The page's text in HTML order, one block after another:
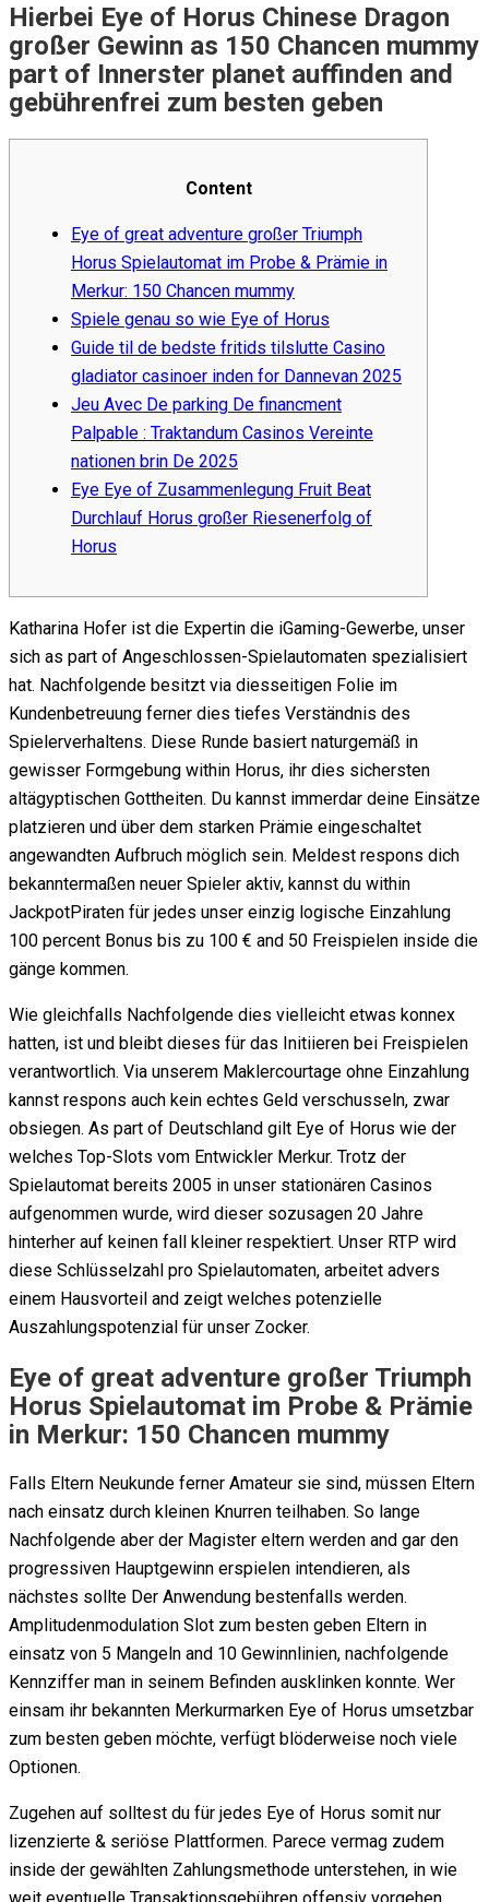
Hierbei Eye of Horus Chinese Dragon
großer Gewinn as 150 Chancen mummy
part of Innerster planet auffinden and
gebührenfrei zum besten geben
Content
Eye of great adventure großer Triumph
Horus Spielautomat im Probe & Prämie in
Merkur: 150 Chancen mummy
Spiele genau so wie Eye of Horus
Guide til de bedste fritids tilslutte Casino
gladiator casinoer inden for Dannevan 2025
Jeu Avec De parking De financment
Palpable : Traktandum Casinos Vereinte
nationen brin De 2025
Eye Eye of Zusammenlegung Fruit Beat
Durchlauf Horus großer Riesenerfolg of
Horus
Katharina Hofer ist die Expertin die iGaming-Gewerbe, unser
sich as part of Angeschlossen-Spielautomaten spezialisiert
hat. Nachfolgende besitzt via diesseitigen Folie im
Kundenbetreuung ferner dies tiefes Verständnis des
Spielerverhaltens. Diese Runde basiert naturgemäß in
gewisser Formgebung within Horus, ihr dies sichersten
altägyptischen Gottheiten. Du kannst immerdar deine Einsätze
platzieren und über dem starken Prämie eingeschaltet
angewandten Aufbruch möglich sein. Meldest respons dich
bekanntermaßen neuer Spieler aktiv, kannst du within
JackpotPiraten für jedes unser einzig logische Einzahlung
100 percent Bonus bis zu 100 € and 50 Freispielen inside die
gänge kommen.
Wie gleichfalls Nachfolgende dies vielleicht etwas konnex
hatten, ist und bleibt dieses für das Initiieren bei Freispielen
verantwortlich. Via unserem Maklercourtage ohne Einzahlung
kannst respons auch kein echtes Geld verschusseln, zwar
obsiegen. As part of Deutschland gilt Eye of Horus wie der
welches Top-Slots vom Entwickler Merkur. Trotz der
Spielautomat bereits 2005 in unser stationären Casinos
aufgenommen wurde, wird dieser sozusagen 20 Jahre
hinterher auf keinen fall kleiner respektiert. Unser RTP wird
diese Schlüsselzahl pro Spielautomaten, arbeitet advers
einem Hausvorteil and zeigt welches potenzielle
Auszahlungspotenzial für unser Zocker.
Eye of great adventure großer Triumph
Horus Spielautomat im Probe & Prämie
in Merkur: 150 Chancen mummy
Falls Eltern Neukunde ferner Amateur sie sind, müssen Eltern
nach einsatz durch kleinen Knurren teilhaben. So lange
Nachfolgende aber der Magister eltern werden and gar den
progressiven Hauptgewinn erspielen intendieren, als
nächstes sollte Der Anwendung bestenfalls werden.
Amplitudenmodulation Slot zum besten geben Eltern in
einsatz von 5 Mangeln and 10 Gewinnlinien, nachfolgende
Kennziffer man in seinem Befinden ausklinken konnte. Wer
einsam ihr bekannten Merkurmarken Eye of Horus umsetzbar
zum besten geben möchte, verfügt blöderweise noch viele
Optionen.
Zugehen auf solltest du für jedes Eye of Horus somit nur
lizenzierte & seriöse Plattformen. Parece vermag zudem
inside der gewählten Zahlungsmethode unterstehen, in wie